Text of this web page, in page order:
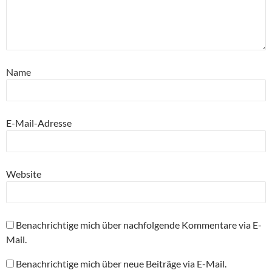
Name
E-Mail-Adresse
Website
Benachrichtige mich über nachfolgende Kommentare via E-
Mail.
Benachrichtige mich über neue Beiträge via E-Mail.